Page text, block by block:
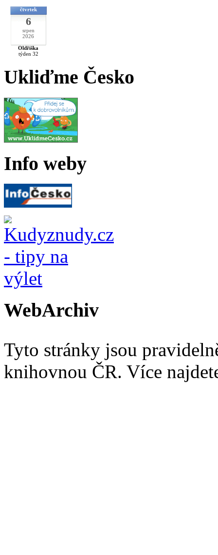
čtvrtek
6
srpen
2026
Oldřiška
týden 32
Ukliďme Česko
Info weby
WebArchiv
Tyto stránky jsou
knihovnou ČR. Více